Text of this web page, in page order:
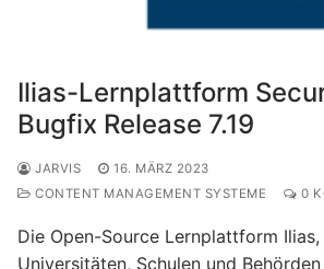
Ilias-Lernplattform
Bugfix Release 7.19
JARVIS
16. MÄRZ 2023
CONTENT MANAGEMENT SYSTEME
0
Die Open-Source Lernplattform
Universitäten, Schulen und